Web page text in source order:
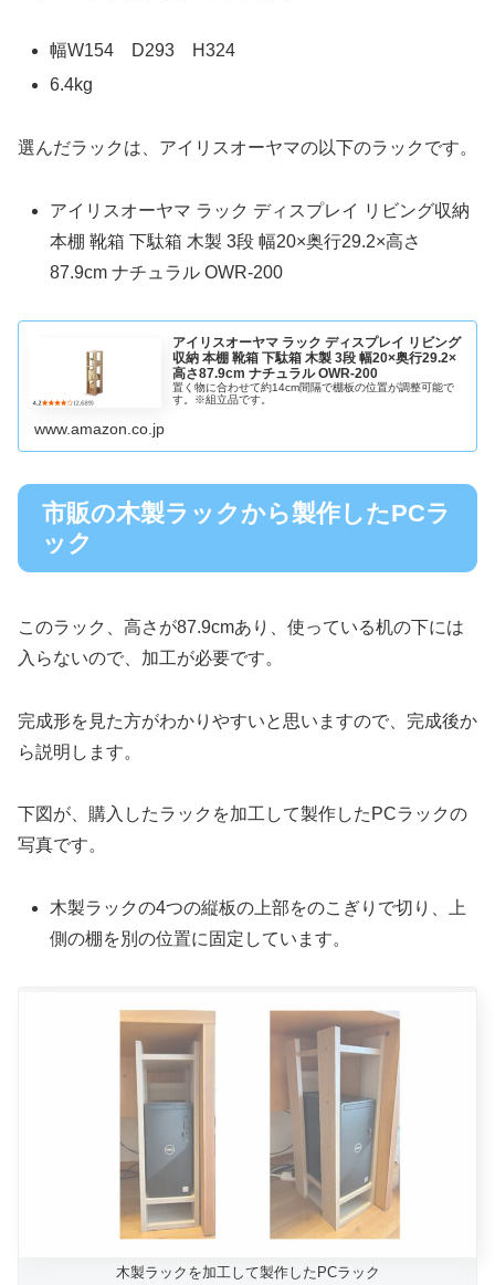
幅W154 D293 H324
6.4kg
選んだラックは、アイリスオーヤマの以下のラックです。
アイリスオーヤマ ラック ディスプレイ リビング収納
本棚 靴箱 下駄箱 木製 3段 幅20×奥行29.2×高さ
87.9cm ナチュラル OWR-200
アイリスオーヤマ ラック ディスプレイ リビング
収納 本棚 靴箱 下駄箱 木製 3段 幅20×奥行29.2×
高さ87.9cm ナチュラル OWR-200
置く物に合わせて約14cm間隔で棚板の位置が調整可能で
す。※組立品です。
www.amazon.co.jp
市販の木製ラックから製作したPCラ
ック
このラック、高さが87.9cmあり、使っている机の下には
入らないので、加工が必要です。
完成形を見た方がわかりやすいと思いますので、完成後か
ら説明します。
下図が、購入したラックを加工して製作したPCラックの
写真です。
木製ラックの4つの縦板の上部をのこぎりで切り、上
側の棚を別の位置に固定しています。
木製ラックを加工して製作したPCラック